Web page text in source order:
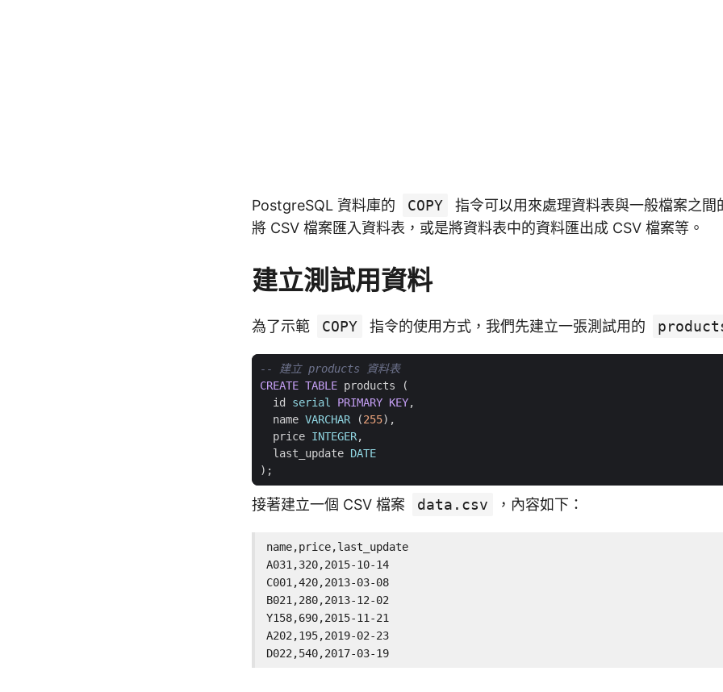
PostgreSQL 資料庫的 COPY
指令可以用來處理資料表與一般檔案之間
將 CSV 檔案匯入資料表，或是將資料表中的資料匯出成 CSV 檔案等。
建立測試用資料
為了示範 COPY 指令的使用方式，我們先建立一張測試用的
CREATE TABLE products
(
id
serial PRIMARY KEY,
name VARCHAR (255),
price INTEGER,
last_update DATE
);
接著建立一個 CSV 檔案 data.csv ，內容如下：
name,price,last_update
A031,320,2015-10-14
C001,420,2013-03-08
B021,280,2013-12-02
Y158,690,2015-11-21
A202,195,2019-02-23
D022,540,2017-03-19